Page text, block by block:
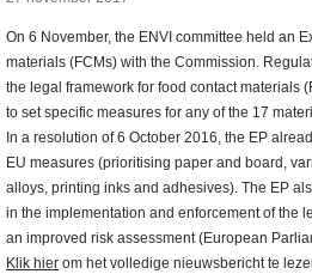
On 6 November, the ENVI committee held an
materials (FCMs) with the Commission.
the legal framework for food contact materials
to set specific measures for any of the 17
In a resolution of 6 October 2016, the EP
EU measures (prioritising paper and board,
alloys, printing inks and adhesives). The EP
in the implementation and enforcement of the
an improved risk assessment (European
Klik hier om het volledige nieuwsbericht te